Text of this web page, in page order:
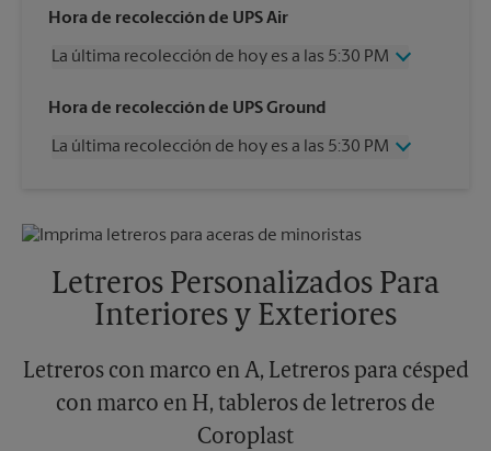
Hora de recolección de UPS Air
La última recolección de hoy es a las 5:30 PM
Miércoles
5:30 PM
Viernes
5:30 PM
Lunes
Martes
5:30 PM
Hora de recolección de UPS Ground
La última recolección de hoy es a las 5:30 PM
Viernes
5:30 PM
Domingo
Sin Recolección
5:30 PM
Letreros Personalizados Para
Interiores y Exteriores
Letreros con marco en A, Letreros para césped
con marco en H, tableros de letreros de
Coroplast